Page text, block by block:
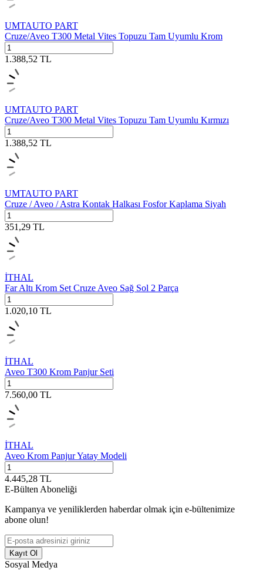
UMTAUTO PART
Cruze/Aveo T300 Metal Vites Topuzu Tam Uyumlu Krom
1.388,52 TL
UMTAUTO PART
Cruze/Aveo T300 Metal Vites Topuzu Tam Uyumlu Kırmızı
1.388,52 TL
UMTAUTO PART
Cruze / Aveo / Astra Kontak Halkası Fosfor Kaplama Siyah
351,29 TL
İTHAL
Far Altı Krom Set Cruze Aveo Sağ Sol 2 Parça
1.020,10 TL
İTHAL
Aveo T300 Krom Panjur Seti
7.560,00 TL
İTHAL
Aveo Krom Panjur Yatay Modeli
4.445,28 TL
E-Bülten Aboneliği
Kampanya ve yeniliklerden haberdar olmak için e-bültenimize
abone olun!
Kayıt Ol
Sosyal Medya